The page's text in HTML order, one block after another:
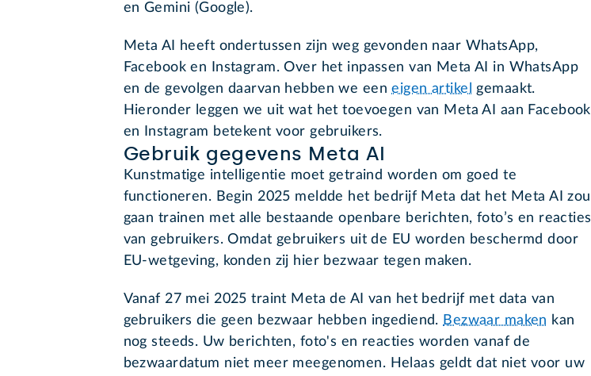
en Gemini (Google).
Meta AI heeft ondertussen zijn weg gevonden naar WhatsApp,
Facebook en Instagram. Over het inpassen van Meta AI in WhatsApp
en de gevolgen daarvan hebben we eeneigen artikel
gemaakt.
Hieronder leggen we uit wat het toevoegen van Meta AI aan Facebook
en Instagram betekent voor gebruikers.
Gebruik gegevens Meta AI
Kunstmatige intelligentie moet getraind worden om goed te
functioneren. Begin 2025 meldde het bedrijf Meta dat het Meta AI zou
gaan trainen met alle bestaande openbare berichten, foto’s en reacties
van gebruikers. Omdat gebruikers uit de EU worden beschermd door
EU-wetgeving, konden zij hier bezwaar tegen maken.
Vanaf 27 mei 2025 traint Meta de AI van het bedrijf met data van
gebruikers die geen bezwaar hebben ingediend. Bezwaar maken kan
nog steeds. Uw berichten, foto's en reacties worden vanaf de
bezwaardatum niet meer meegenomen. Helaas geldt dat niet voor uw